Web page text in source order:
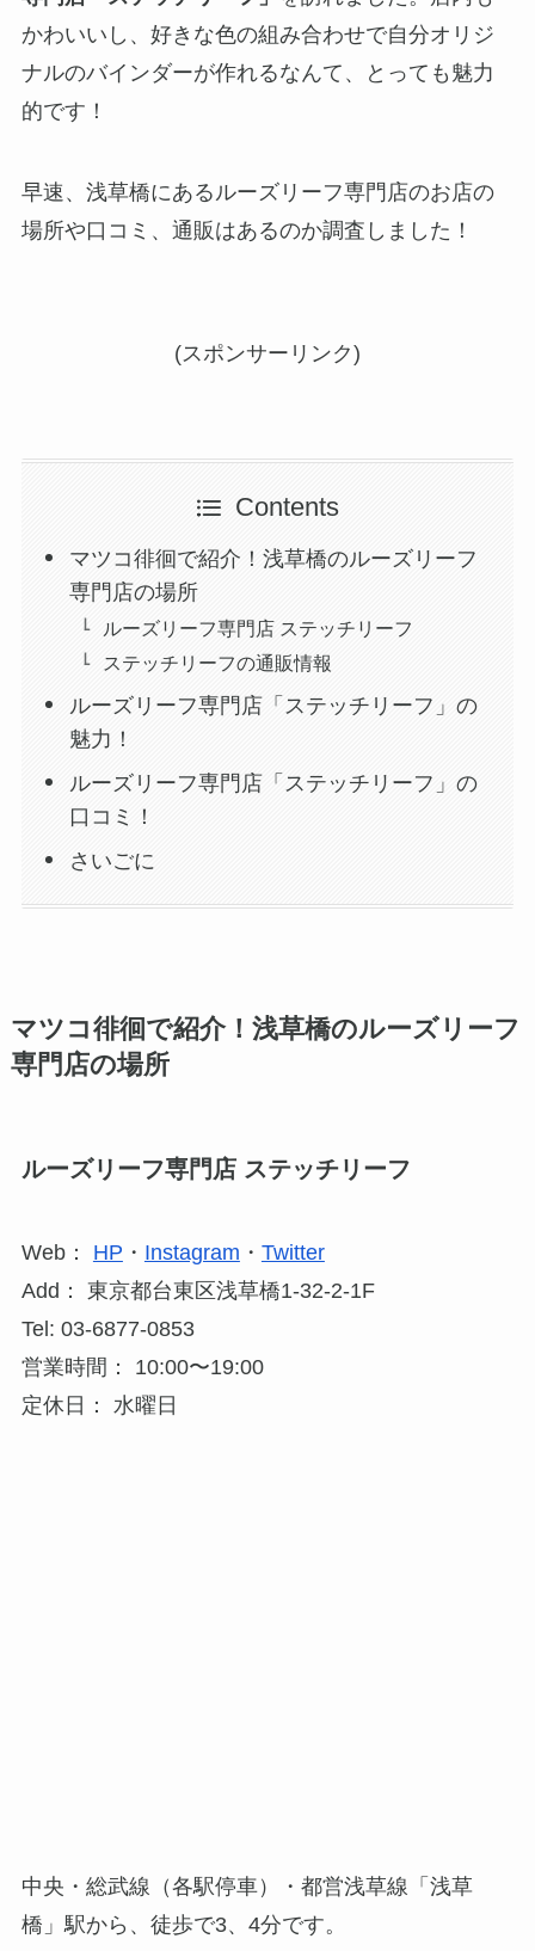
かわいいし、好きな色の組み合わせで自分オリジ
ナルのバインダーが作れるなんて、とっても魅力
的です！
早速、浅草橋にあるルーズリーフ専門店のお店の
場所や口コミ、通販はあるのか調査しました！
(スポンサーリンク)
Contents
マツコ徘徊で紹介！浅草橋のルーズリーフ
専門店の場所
ルーズリーフ専門店 ステッチリーフ
ステッチリーフの通販情報
ルーズリーフ専門店「ステッチリーフ」の
魅力！
ルーズリーフ専門店「ステッチリーフ」の
口コミ！
さいごに
マツコ徘徊で紹介！浅草橋のルーズリーフ
専門店の場所
ルーズリーフ専門店 ステッチリーフ
Web： HP ・ Instagram ・ Twitter
Add： 東京都台東区浅草橋1-32-2-1F
Tel: 03-6877-0853
​営業時間： 10:00〜19:00
定休日： 水曜日
中央・総武線（各駅停車）・都営浅草線「浅草
橋」駅から、徒歩で3、4分です。